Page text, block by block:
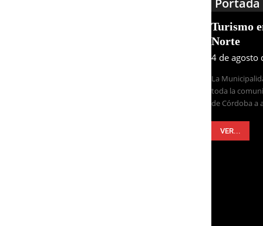
Portada
Turismo
Norte
4 de agosto
La
toda la
de Córdoba a
VER...